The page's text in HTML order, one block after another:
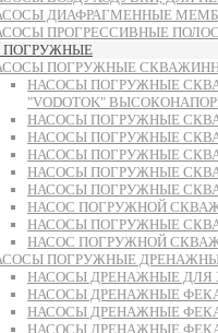
ДИАФРАГМЕННЫЕ
ПРОГРЕССИВНЫЕ
ПОГРУЖНЫЕ
ПОГРУЖНЫЕ
НАСОСЫ ПОГРУЖНЫЕ
"VODOTOK"
НАСОСЫ ПОГРУЖНЫЕ
НАСОСЫ ПОГРУЖНЫЕ
НАСОСЫ ПОГРУЖНЫЕ
НАСОСЫ ПОГРУЖНЫЕ
НАСОСЫ ПОГРУЖНЫЕ
НАСОС ПОГРУЖНОЙ
НАСОСЫ ПОГРУЖНЫЕ
НАСОС ПОГРУЖНОЙ
ПОГРУЖНЫЕ
НАСОСЫ ДРЕНАЖНЫЕ ДЛЯ
НАСОСЫ ДРЕНАЖНЫЕ
НАСОСЫ ДРЕНАЖНЫЕ
НАСОСЫ ДРЕНАЖНЫЕ